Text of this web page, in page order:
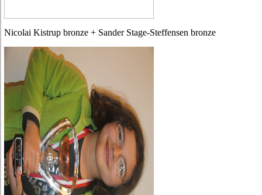
Nicolai Kistrup bronze + Sander Stage-Steffensen bronze